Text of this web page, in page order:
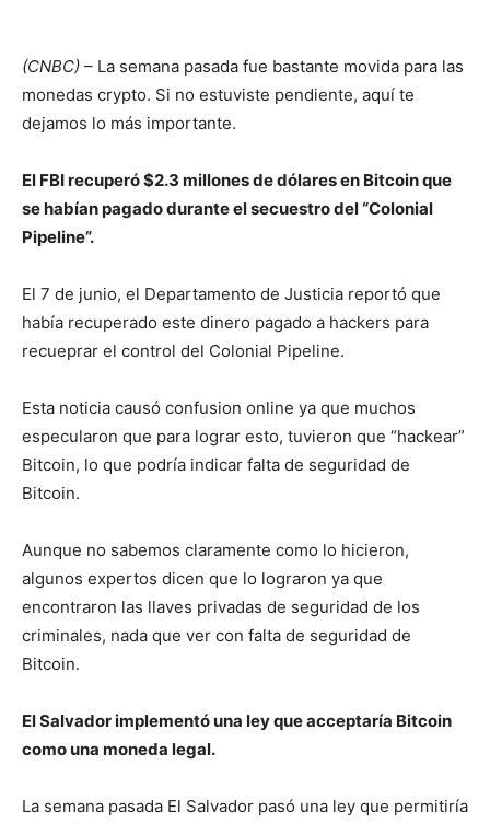
(CNBC) – La semana pasada fue bastante movida para las
monedas crypto. Si no estuviste pendiente, aquí te
dejamos lo más importante.
El FBI recuperó $2.3 millones de dólares en Bitcoin que
se habían pagado durante el secuestro del “Colonial
Pipeline”.
El 7 de junio, el Departamento de Justicia reportó que
había recuperado este dinero pagado a hackers para
recueprar el control del Colonial Pipeline.
Esta noticia causó confusion online ya que muchos
especularon que para lograr esto, tuvieron que “hackear”
Bitcoin, lo que podría indicar falta de seguridad de
Bitcoin.
Aunque no sabemos claramente como lo hicieron,
algunos expertos dicen que lo lograron ya que
encontraron las llaves privadas de seguridad de los
criminales, nada que ver con falta de seguridad de
Bitcoin.
El Salvador implementó una ley que acceptaría Bitcoin
como una moneda legal.
La semana pasada El Salvador pasó una ley que permitiría